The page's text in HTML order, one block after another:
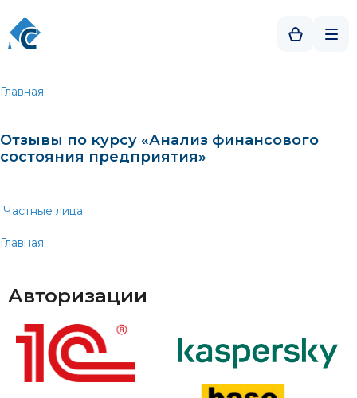
Главная
Отзывы по курсу «Анализ финансового
состояния предприятия»
Частные лица
Главная
Авторизации